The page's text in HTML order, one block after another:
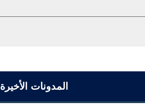
المدونات الأخيرة